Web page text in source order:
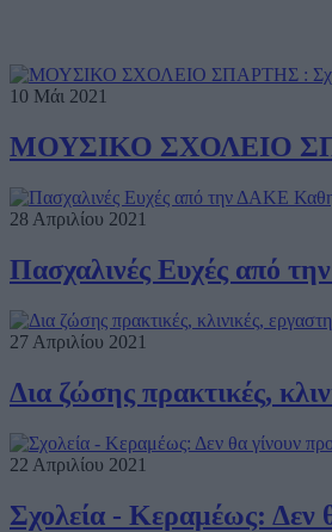
10 Μάι 2021
ΜΟΥΣΙΚΟ ΣΧΟΛΕΙΟ
28 Απριλίου 2021
Πασχαλινές Ευχές από
27 Απριλίου 2021
Δια ζώσης πρακτικές,
22 Απριλίου 2021
Σχολεία - Κεραμέως: Δεν